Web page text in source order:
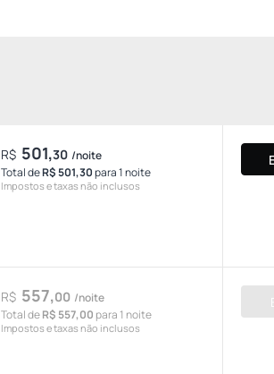
R$ 501,30 /noite
Total deR$ 501,30para 1 noite
Impostos e taxas não inclusos
R$ 557,00 /noite
Total deR$ 557,00 para 1 noite
Impostos e taxas não inclusos